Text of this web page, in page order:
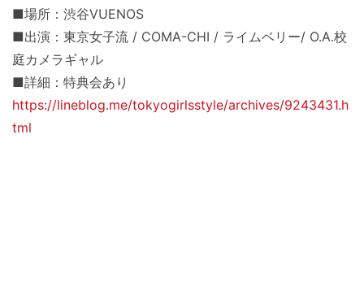
■場所：渋谷VUENOS
■出演：東京女子流 / COMA-CHI / ライムベリー/ O.A.校
庭カメラギャル
■詳細：特典会あり
https://lineblog.me/tokyogirlsstyle/archives/9243431.h
tml